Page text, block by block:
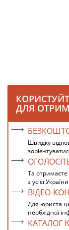
ДЛЯ
Швидку
Та отримаєте
з усієї
ВІДЕО-
Для юриста
необхідної
КАТАЛОГ